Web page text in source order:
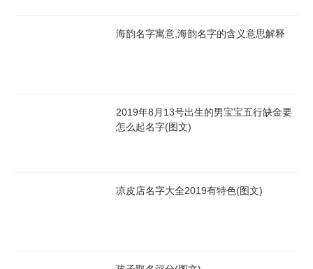
海韵名字寓意,海韵名字的含义意思解释
2019年8月13号出生的男宝宝五行缺金要
怎么起名字(图文)
凉皮店名字大全2019有特色(图文)